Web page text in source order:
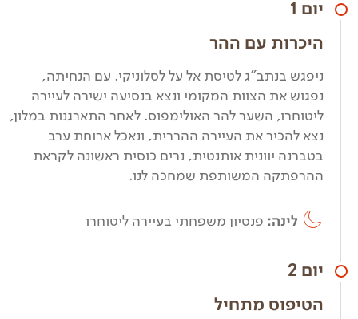
יום 1
היכרות עם ההר
ניפגש בנתב"ג לטיסת אל על לסלוניקי. עם הנחיתה,
נפגוש את הצוות המקומי ונצא בנסיעה ישירה לעיירה
ליטוחרו, השער להר האולימפוס. לאחר התארגנות במלון,
נצא להכיר את העיירה ההררית, ונאכל ארוחת ערב
בטברנה יוונית אותנטית, נרים כוסית ראשונה לקראת
ההרפתקה המשותפת שמחכה לנו.
לינה: פנסיון משפחתי בעיירה ליטוחרו
יום 2
הטיפוס מתחיל